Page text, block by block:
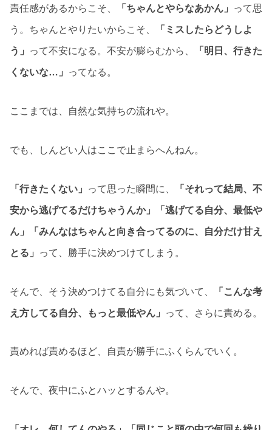
責任感があるからこそ、 「ちゃんとやらなあかん」 って思
う。ちゃんとやりたいからこそ、 「ミスしたらどうしよ
う」 って不安になる。不安が膨らむから、 「明日、行きた
くないな…」 ってなる。
ここまでは、自然な気持ちの流れや。
でも、しんどい人はここで止まらへんねん。
「行きたくない」 って思った瞬間に、 「それって結局、不
安から逃げてるだけちゃうんか」「逃げてる自分、最低や
ん」「みんなはちゃんと向き合ってるのに、自分だけ甘え
とる」 って、勝手に決めつけてしまう。
そんで、そう決めつけてる自分にも気づいて、 「こんな考
え方してる自分、もっと最低やん」 って、さらに責める。
責めれば責めるほど、自責が勝手にふくらんでいく。
そんで、夜中にふとハッとするんや。